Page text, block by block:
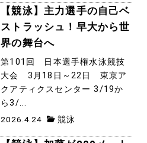
【競泳】主力選手の自己ベ
ストラッシュ！早大から世
界の舞台へ
第101回 日本選手権水泳競技
大会 3月18日～22日 東京ア
クアティクスセンター 3/19か
ら3/...
2026.4.24 競泳